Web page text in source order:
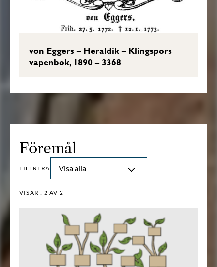
von Eggers – Heraldik – Klingspors
vapenbok, 1890 – 3368
Föremål
FILTRERA Visa alla
VISAR : 2 AV 2